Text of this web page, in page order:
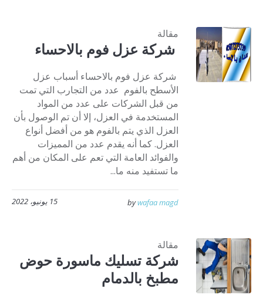
مقالة
شركة عزل فوم بالاحساء
شركة عزل فوم بالاحساء أسباب عزل
الأسطح بالفوم عدد من التجارب التي تمت
من قبل الشركات على عدد من المواد
المستخدمة في العزل، إلا أن تم الوصول بأن
العزل الذي يتم بالفوم هو من أفضل أنواع
العزل. كما أنه يقدم عدد من المميزات
والفوائد العامة التي تعم على المكان من أهم
ما تستفيد منه ما...
15 يونيو، 2022 bywafaa magd
مقالة
شركة تسليك ماسورة حوض
مطبخ بالدمام